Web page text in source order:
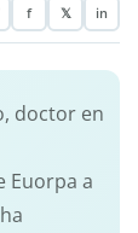
f 𝕏 in
doctor en
Euorpa a